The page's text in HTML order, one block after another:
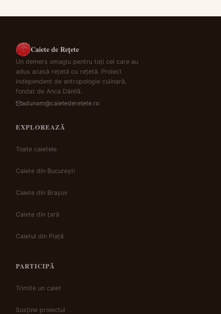
Caiete de Rețete
Un demers omagiu pentru toți cei care au
adus acasă rețetă cu rețetă. Proiect
independent de antropologie culinară,
fondat de Anca Dănilă.
adunam@caietederetete.ro
EXPLOREAZĂ
Toate caietele
Caiete din București
Caiete din Brașov
Caiete din țară
Caietul din Piață
PARTICIPĂ
Trimite un caiet
Susține proiectul